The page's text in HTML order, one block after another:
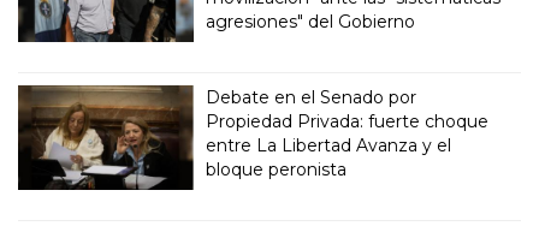
agresiones" del Gobierno
Debate en el Senado por
Propiedad Privada: fuerte choque
entre La Libertad Avanza y el
bloque peronista